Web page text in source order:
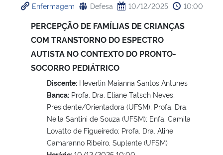
Enfermagem Defesa 10/12/2025 10:00
PERCEPÇÃO DE FAMÍLIAS DE CRIANÇAS
COM TRANSTORNO DO ESPECTRO
AUTISTA NO CONTEXTO DO PRONTO-
SOCORRO PEDIÁTRICO
Discente: Heverlin Maianna Santos Antunes
Banca: Profa. Dra. Eliane Tatsch Neves,
Presidente/Orientadora (UFSM); Profa. Dra.
Neila Santini de Souza (UFSM); Enfa. Camila
Lovatto de Figueiredo; Profa. Dra. Aline
Camaranno Ribeiro, Suplente (UFSM)